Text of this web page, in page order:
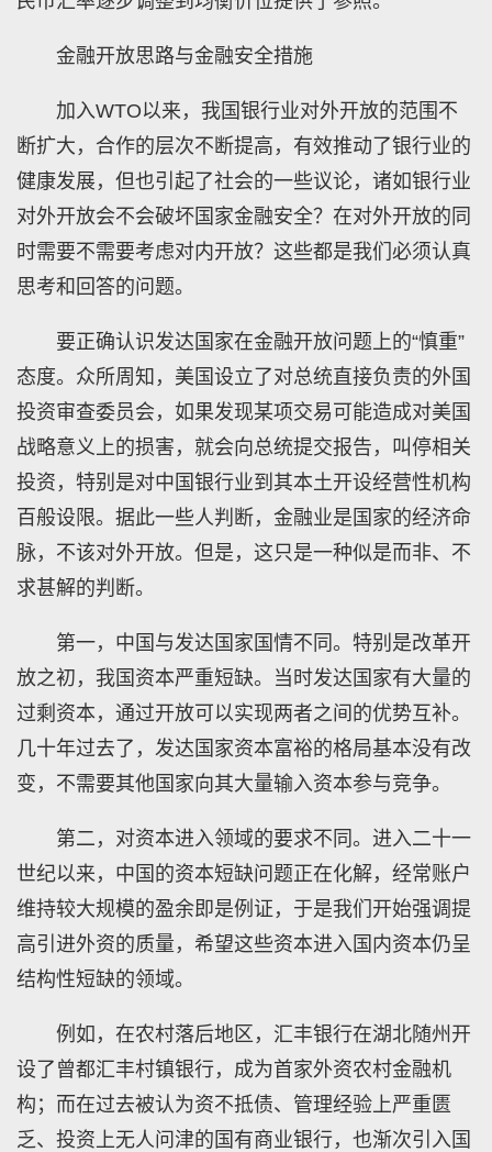
金融开放思路与金融安全措施
加入WTO以来，我国银行业对外开放的范围不
断扩大，合作的层次不断提高，有效推动了银行业的
健康发展，但也引起了社会的一些议论，诸如银行业
对外开放会不会破坏国家金融安全？在对外开放的同
时需要不需要考虑对内开放？这些都是我们必须认真
思考和回答的问题。
要正确认识发达国家在金融开放问题上的“慎重”
态度。众所周知，美国设立了对总统直接负责的外国
投资审查委员会，如果发现某项交易可能造成对美国
战略意义上的损害，就会向总统提交报告，叫停相关
投资，特别是对中国银行业到其本土开设经营性机构
百般设限。据此一些人判断，金融业是国家的经济命
脉，不该对外开放。但是，这只是一种似是而非、不
求甚解的判断。
第一，中国与发达国家国情不同。特别是改革开
放之初，我国资本严重短缺。当时发达国家有大量的
过剩资本，通过开放可以实现两者之间的优势互补。
几十年过去了，发达国家资本富裕的格局基本没有改
变，不需要其他国家向其大量输入资本参与竞争。
第二，对资本进入领域的要求不同。进入二十一
世纪以来，中国的资本短缺问题正在化解，经常账户
维持较大规模的盈余即是例证，于是我们开始强调提
高引进外资的质量，希望这些资本进入国内资本仍呈
结构性短缺的领域。
例如，在农村落后地区，汇丰银行在湖北随州开
设了曾都汇丰村镇银行，成为首家外资农村金融机
构；而在过去被认为资不抵债、管理经验上严重匮
乏、投资上无人问津的国有商业银行，也渐次引入国